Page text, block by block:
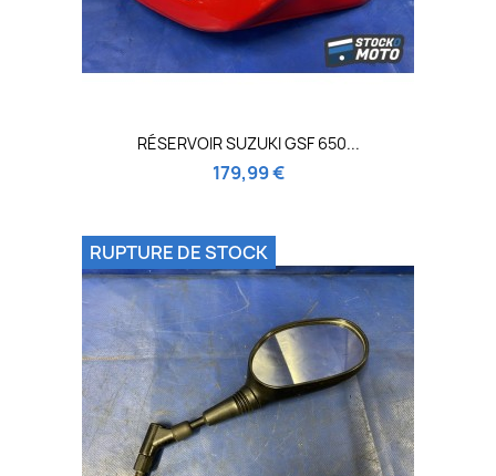
RÉSERVOIR SUZUKI GSF 650...
179,99 €
RUPTURE DE STOCK